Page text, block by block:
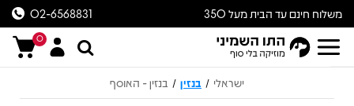
משלוח חינם עד הבית מעל 350
ש״ח
02-6568831
0
ישראלי / בנזין / בנזין - האוסף